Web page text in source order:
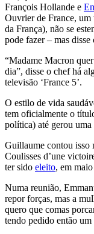
François Hollande e
Ouvrier de France, um
da França), não se
pode fazer – mas disse
“Madame Macron
dia”, disse o chef há
televisão ‘France 5’.
O estilo de vida
tem oficialmente o
política) até gerou uma
Guillaume contou isso
Coulisses d’une
ter sido eleito, em
Numa reunião,
repor forças, mas a
quero que comas
tendo pedido então